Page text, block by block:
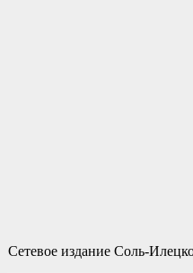
Сетевое издание Соль-